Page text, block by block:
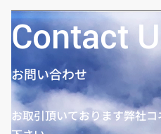
Contact
お問い合わせ
お取引頂いております弊社コ